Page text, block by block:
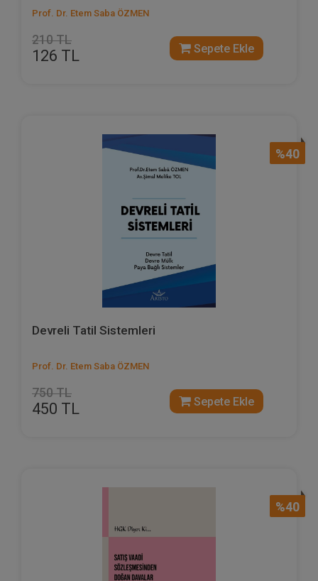
Prof. Dr. Etem Saba ÖZMEN
210 TL
126 TL Sepete Ekle
%40
Devreli Tatil Sistemleri
Prof. Dr. Etem Saba ÖZMEN
750 TL
450 TL Sepete Ekle
%40